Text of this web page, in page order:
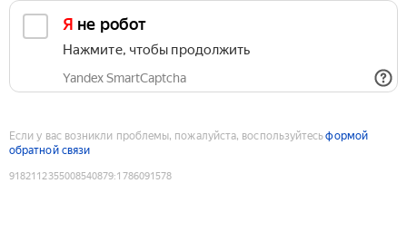
Я не робот
Нажмите, чтобы продолжить
Yandex SmartCaptcha
Если у вас возникли проблемы, пожалуйста, воспользуйтесьформой
обратной связи
9182112355008540879:1786091578